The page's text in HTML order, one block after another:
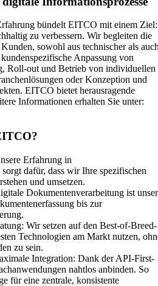
bündelt EITCO mit einem Ziel:
zu verbessern. Wir begleiten die
sowohl aus technischer als
Anpassung von
Roll-out und Betrieb von individuellen
oder Konzeption und
EITCO bietet herausragende
Informationen erhalten Sie unter:
Erfahrung in
dafür, dass wir Ihre spezifischen
und umsetzen.
Dokumentenverarbeitung ist unser
bis zur
Wir setzen auf den Best-of-Breed-
Technologien am Markt nutzen,
zu sein.
Integration: Dank der API-First-
nahtlos anbinden. So
für eine zentrale, konsistente